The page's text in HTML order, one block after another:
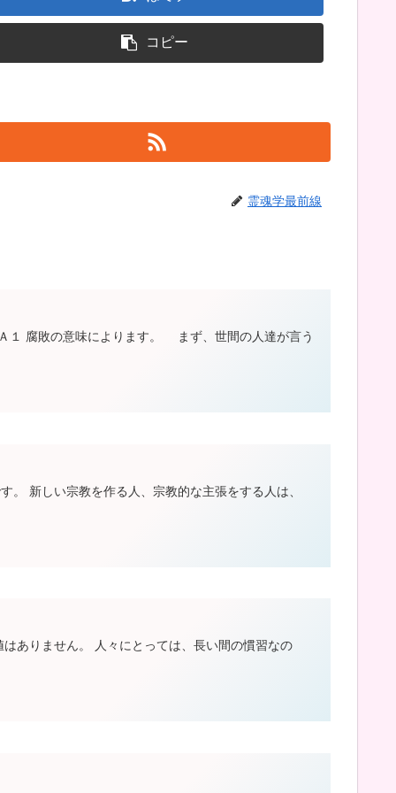
コピー
霊魂学最前線
１ 腐敗の意味によります。 まず、世間の人達が言う
。 新しい宗教を作る人、宗教的な主張をする人は、
ありません。 人々にとっては、長い間の慣習なの